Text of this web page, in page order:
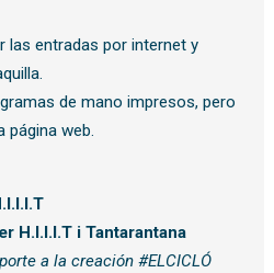
las entradas por internet y
de mano impresos, pero
página web.
H.I.I.I.T i Tantarantana
a la creación #ELCICLÓ